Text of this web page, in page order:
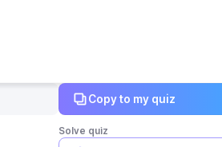
Copy to my quiz
Solve quiz